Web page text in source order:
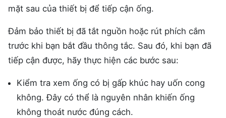
mặt sau của thiết bị để tiếp cận ống.
Đảm bảo thiết bị đã tắt nguồn hoặc rút phích cắm
trước khi bạn bắt đầu thông tắc. Sau đó, khi bạn đã
tiếp cận được, hãy thực hiện các bước sau:
Kiểm tra xem ống có bị gấp khúc hay uốn cong
không. Đây có thể là nguyên nhân khiến ống
không thoát nước đúng cách.